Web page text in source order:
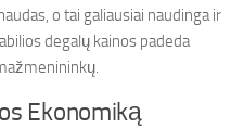
o tai galiausiai naudinga ir
degalų kainos padeda
Ekonomiką